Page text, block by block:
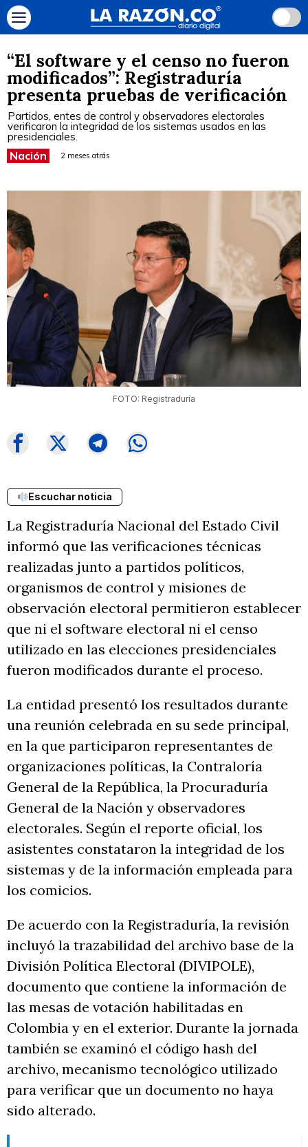
“El software y el censo no fueron
modificados”: Registraduría
presenta pruebas de verificación
Partidos, entes de control y observadores electorales
verificaron la integridad de los sistemas usados en las
presidenciales.
Nación 2 meses atrás
FOTO: Registraduría
Escuchar noticia
La Registraduría Nacional del Estado Civil
informó que las verificaciones técnicas
realizadas junto a partidos políticos,
organismos de control y misiones de
observación electoral permitieron establecer
que ni el software electoral ni el censo
utilizado en las elecciones presidenciales
fueron modificados durante el proceso.
La entidad presentó los resultados durante
una reunión celebrada en su sede principal,
en la que participaron representantes de
organizaciones políticas, la Contraloría
General de la República, la Procuraduría
General de la Nación y observadores
electorales. Según el reporte oficial, los
asistentes constataron la integridad de los
sistemas y de la información empleada para
los comicios.
De acuerdo con la Registraduría, la revisión
incluyó la trazabilidad del archivo base de la
División Política Electoral (DIVIPOLE),
documento que contiene la información de
las mesas de votación habilitadas en
Colombia y en el exterior. Durante la jornada
también se examinó el código hash del
archivo, mecanismo tecnológico utilizado
para verificar que un documento no haya
sido alterado.